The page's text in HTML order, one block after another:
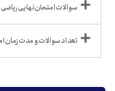
سوالات امتحان نهایی
تعداد سوالات و مدت زمان